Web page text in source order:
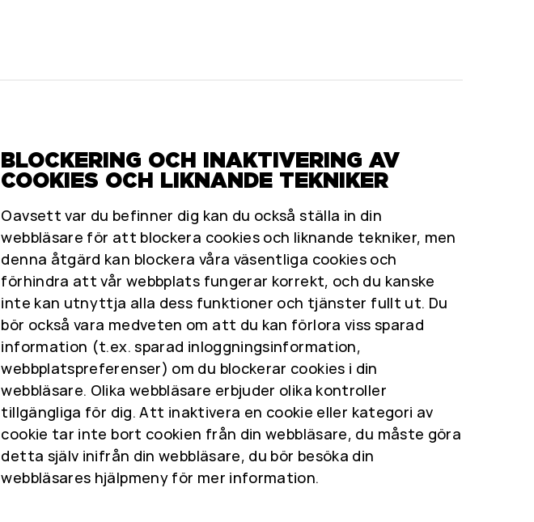
BLOCKERING OCH INAKTIVERING AV
COOKIES OCH LIKNANDE TEKNIKER
Oavsett var du befinner dig kan du också ställa in din
webbläsare för att blockera cookies och liknande tekniker, men
denna åtgärd kan blockera våra väsentliga cookies och
förhindra att vår webbplats fungerar korrekt, och du kanske
inte kan utnyttja alla dess funktioner och tjänster fullt ut. Du
bör också vara medveten om att du kan förlora viss sparad
information (t.ex. sparad inloggningsinformation,
webbplatspreferenser) om du blockerar cookies i din
webbläsare. Olika webbläsare erbjuder olika kontroller
tillgängliga för dig. Att inaktivera en cookie eller kategori av
cookie tar inte bort cookien från din webbläsare, du måste göra
detta själv inifrån din webbläsare, du bör besöka din
webbläsares hjälpmeny för mer information.